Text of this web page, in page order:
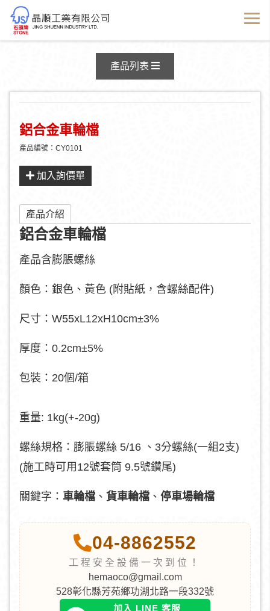
產品列表
鋁合金車輪檔
產品編號：CY0101
加入詢價單
產品介紹
鋁合金車輪檔
產品含膨脹螺絲
顏色：銀色、黃色 (附貼紙，含螺絲配件)
尺寸：W55xL12xH10cm±3%
厚度：0.2cm±5%
包裝：20個/箱
重量: 1kg(+-20g)
螺絲規格：膨脹螺絲 5/16 、3分螺絲(一組2支)
(施工時可用12號套筒 9.5號鑽尾)
關鍵字： 車輪檔 、 貨車輪檔 、 停車場輪檔
04-8862552
工程安全設備一次到位！
hemaoco@gmail.com
528彰化縣芳苑鄉功湖北路一段332號
加入 LINE 客服